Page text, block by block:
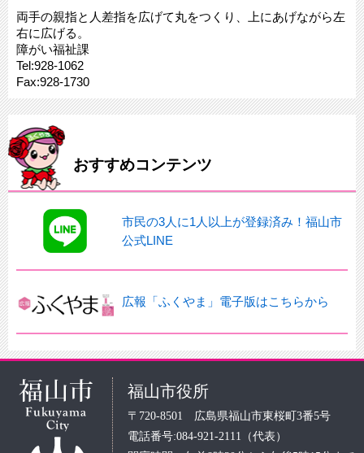
両手の親指と人差指を広げて丸をつくり、上にあげながら左
右に広げる。
障がい福祉課
Tel:928-1062
Fax:928-1730
おすすめコンテンツ
市民の3人に1人以上が登録済み！福山市
公式LINE
広報「ふくやま」電子版はこちらから
福山市役所
〒720-8501 広島県福山市東桜町3番5号
電話番号:084-921-2111（代表）